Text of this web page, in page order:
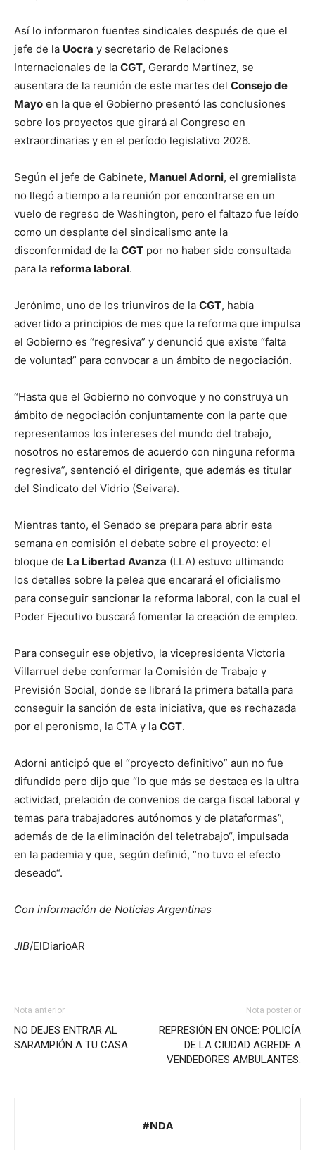
Así lo informaron fuentes sindicales después de que el
jefe de la Uocra y secretario de Relaciones
Internacionales de la CGT, Gerardo Martínez, se
ausentara de la reunión de este martes del Consejo de
Mayo en la que el Gobierno presentó las conclusiones
sobre los proyectos que girará al Congreso en
extraordinarias y en el período legislativo 2026.
Según el jefe de Gabinete, Manuel Adorni, el gremialista
no llegó a tiempo a la reunión por encontrarse en un
vuelo de regreso de Washington, pero el faltazo fue leído
como un desplante del sindicalismo ante la
disconformidad de la CGT por no haber sido consultada
para la reforma laboral.
Jerónimo, uno de los triunviros de la CGT, había
advertido a principios de mes que la reforma que impulsa
el Gobierno es “regresiva” y denunció que existe “falta
de voluntad” para convocar a un ámbito de negociación.
“Hasta que el Gobierno no convoque y no construya un
ámbito de negociación conjuntamente con la parte que
representamos los intereses del mundo del trabajo,
nosotros no estaremos de acuerdo con ninguna reforma
regresiva”, sentenció el dirigente, que además es titular
del Sindicato del Vidrio (Seivara).
Mientras tanto, el Senado se prepara para abrir esta
semana en comisión el debate sobre el proyecto: el
bloque de La Libertad Avanza (LLA) estuvo ultimando
los detalles sobre la pelea que encarará el oficialismo
para conseguir sancionar la reforma laboral, con la cual el
Poder Ejecutivo buscará fomentar la creación de empleo.
Para conseguir ese objetivo, la vicepresidenta Victoria
Villarruel debe conformar la Comisión de Trabajo y
Previsión Social, donde se librará la primera batalla para
conseguir la sanción de esta iniciativa, que es rechazada
por el peronismo, la CTA y la CGT.
Adorni anticipó que el “proyecto definitivo” aun no fue
difundido pero dijo que “lo que más se destaca es la ultra
actividad, prelación de convenios de carga fiscal laboral y
temas para trabajadores autónomos y de plataformas”,
además de de la eliminación del teletrabajo“, impulsada
en la pademia y que, según definió, ”no tuvo el efecto
deseado“.
Con información de Noticias Argentinas
JIB/ElDiarioAR
Nota anterior
NO DEJES ENTRAR AL
SARAMPIÓN A TU CASA
Nota posterior
REPRESIÓN EN ONCE: POLICÍA
DE LA CIUDAD AGREDE A
VENDEDORES AMBULANTES.
#NDA